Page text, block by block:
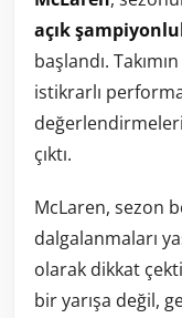
açık
başlandı.
istikrarlı
çıktı.
McLaren, sezon
dalgalanmaları
olarak dikkat
bir yarışa değil,